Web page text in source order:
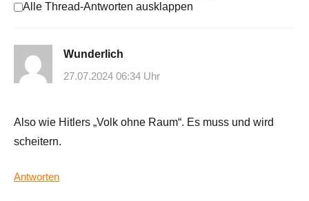
Alle Thread-Antworten ausklappen
Wunderlich
27.07.2024 06:34 Uhr
Also wie Hitlers „Volk ohne Raum“. Es muss und wird
scheitern.
Antworten